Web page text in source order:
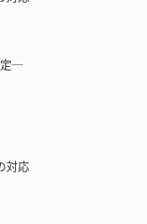
定─
対応